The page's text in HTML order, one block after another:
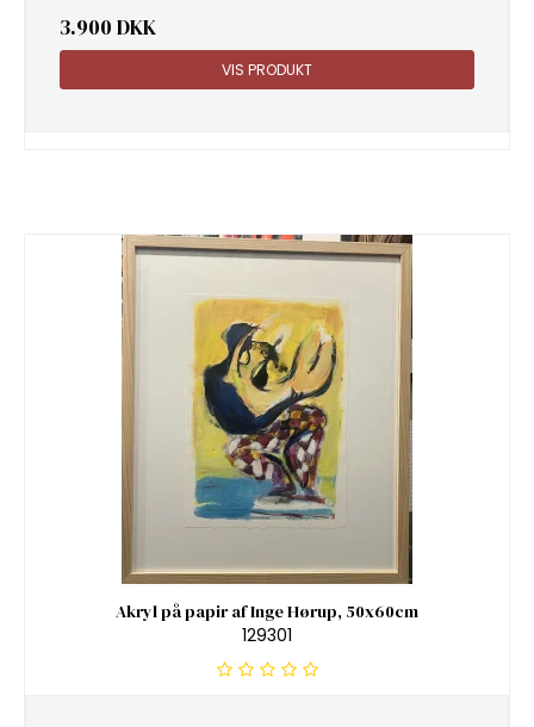
3.900 DKK
VIS PRODUKT
Akryl på papir af Inge Hørup, 50x60cm
129301